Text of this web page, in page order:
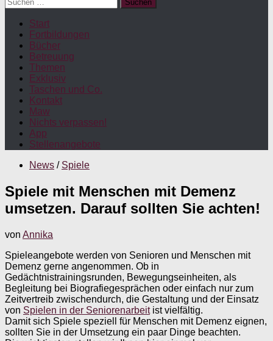
nach:
Start
Fortbildungen
Bücher
Betreuung
Themen
Exklusiv
Taschen und Co.
Kontakt
Maw
Nichts verpassen!
App
Stellenangebote
News / Spiele
Spiele mit Menschen mit Demenz
umsetzen. Darauf sollten Sie achten!
von Annika
Spieleangebote werden von Senioren und Menschen mit
Demenz gerne angenommen. Ob in
Gedächtnistrainingsrunden, Bewegungseinheiten, als
Begleitung bei Biografiegesprächen oder einfach nur zum
Zeitvertreib zwischendurch, die Gestaltung und der Einsatz
von Spielen in der Seniorenarbeitist vielfältig.
Damit sich Spiele speziell für Menschen mit Demenz eignen,
sollten Sie in der Umsetzung ein paar Dinge beachten.